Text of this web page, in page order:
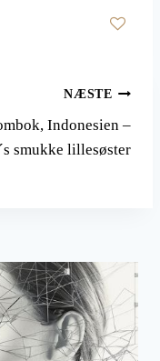
NÆSTE
Indonesien –
smukke lillesøster